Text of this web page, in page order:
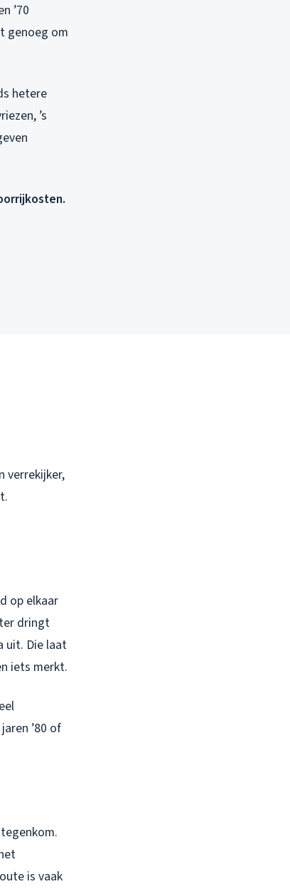
’70
genoeg om
hetere
’s
verrekijker,
op elkaar
dringt
uit. Die laat
iets merkt.
’80 of
is vaak